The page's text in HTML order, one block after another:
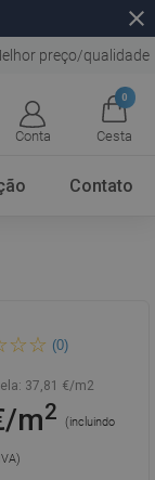
close
preço/qualidade
Conta
0
Cesta
Contato
60 x 60 x 2
060-060-04
(0)
37,81 €/m2
m2 (incluindo
IVA)